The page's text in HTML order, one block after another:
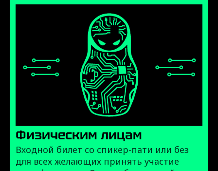
Физическим лицам
Входной билет со спикер-пати или без
для всех желающих принять участие